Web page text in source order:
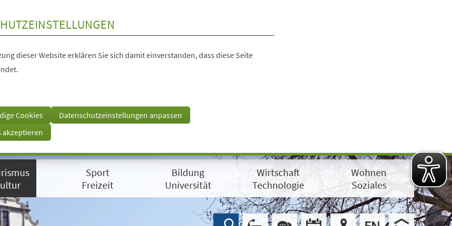
dieser Website erklären Sie sich damit einverstanden, dass diese Seite
Cookies
Datenschutzeinstellungen anpassen
akzeptieren
Sport
Freizeit
Bildung
Universität
Wirtschaft
Technologie
Wohnen
Soziales